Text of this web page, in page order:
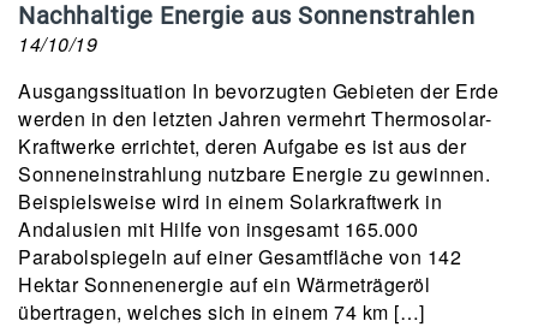
Nachhaltige Energie aus Sonnenstrahlen
14/10/19
Ausgangssituation In bevorzugten Gebieten der Erde
werden in den letzten Jahren vermehrt Thermosolar-
Kraftwerke errichtet, deren Aufgabe es ist aus der
Sonneneinstrahlung nutzbare Energie zu gewinnen.
Beispielsweise wird in einem Solarkraftwerk in
Andalusien mit Hilfe von insgesamt 165.000
Parabolspiegeln auf einer Gesamtfläche von 142
Hektar Sonnenenergie auf ein Wärmeträgeröl
übertragen, welches sich in einem 74 km […]